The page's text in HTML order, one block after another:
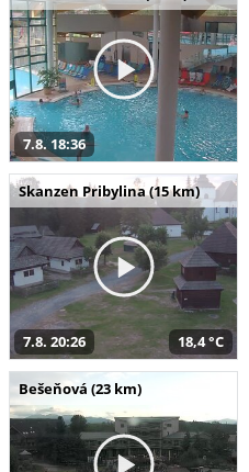
7.8. 18:36
Skanzen Pribylina (15 km)
7.8. 20:26 18,4 °C
Bešeňová (23 km)